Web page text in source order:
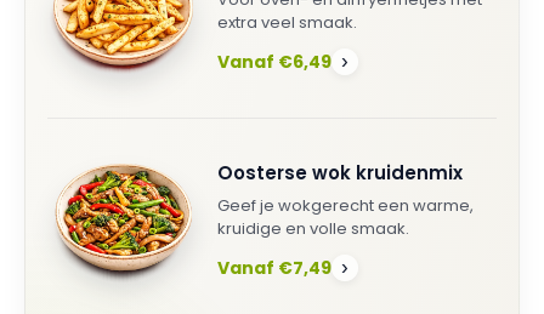
extra veel smaak.
Vanaf €6,49 ›
Oosterse wok kruidenmix
Geef je wokgerecht een warme,
kruidige en volle smaak.
Vanaf €7,49 ›